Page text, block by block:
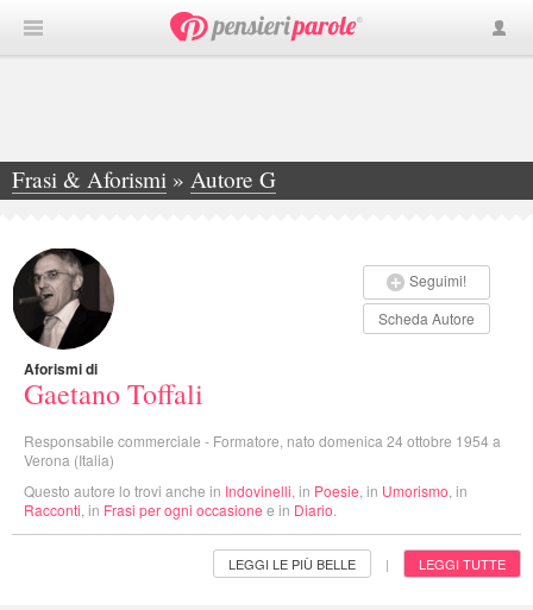
Frasi & Aforismi » Autore G
»Gaetano Toffali
Seguimi!
Scheda Autore
Aforismi di
Gaetano Toffali
Responsabile commerciale - Formatore, nato domenica 24 ottobre 1954 a
Verona (Italia)
Questo autore lo trovi anche in Indovinelli , in Poesie , in Umorismo , in
Racconti , in Frasi per ogni occasione e in Diario
LEGGI LE PIÙ BELLE | LEGGI TUTTE